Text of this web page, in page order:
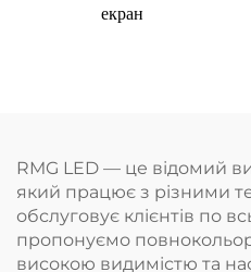
екран
RMG LED — це відомий
який працює з різними
обслуговує клієнтів по
пропонуємо
високою видимістю та